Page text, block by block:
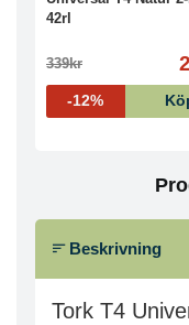
42rl
339kr
-12%
Beskrivning
Tork T4